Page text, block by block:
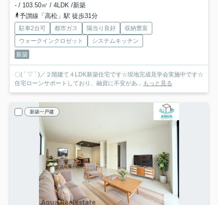
- / 103.50㎡ / 4LDK /新築
予讃線「高松」駅 徒歩31分
駐車2台可 都市ガス 陽当り良好
収納豊富
ウォークインクロゼット
システムキッチン
新築
〇( ´ ▽ ` )／２階建て４LDK新築住宅です☆現地完成見学会実施中です☆
住宅ローンサポートしており、融資に不安があ... もっと見る
新築一戸建